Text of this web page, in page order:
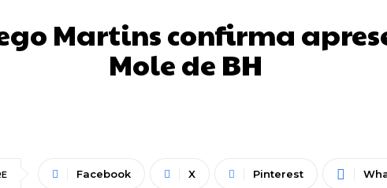
Martins confirma
Mole de BH
Facebook X Pinterest